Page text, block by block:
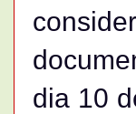
dia 10